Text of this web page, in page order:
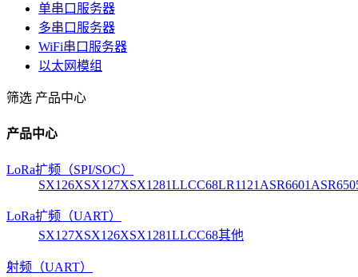
单串口服务器
多串口服务器
WiFi串口服务器
以太网模组
筛选 产品中心
产品中心
LoRa扩频（SPI/SOC）
SX126XSX127XSX1281LLCC68LR1121 ASR6601
LoRa扩频（UART）
SX127XSX126XSX1281LLCC68其他
射频（UART）